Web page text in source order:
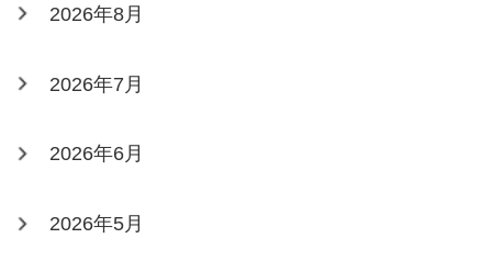
2026年8月
2026年7月
2026年6月
2026年5月